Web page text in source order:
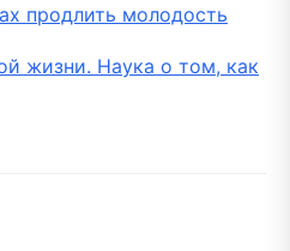
продлить молодость
жизни. Наука о том, как